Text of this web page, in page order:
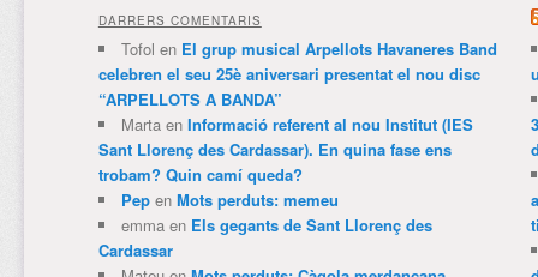
DARRERS COMENTARIS
Tofol en El grup musical Arpellots Havaneres Band
celebren el seu 25è aniversari presentat el nou disc
“ARPELLOTS A BANDA”
Martaen Informació referent al nou Institut (IES
Sant Llorenç des Cardassar). En quina fase ens
trobam? Quin camí queda?
Pepen Mots perduts: memeu
emmaen Els gegants de Sant Llorenç des
Cardassar